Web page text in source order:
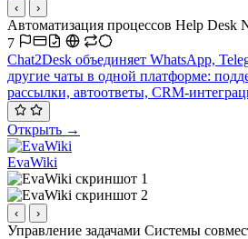
‹ ›
Автоматизация процессов Help Desk
7
Chat2Desk объединяет WhatsApp,
другие чаты в одной платформе:
рассылки, автоответы, CRM-
Открыть →
EvaWiki
‹ ›
Управление задачами Системы